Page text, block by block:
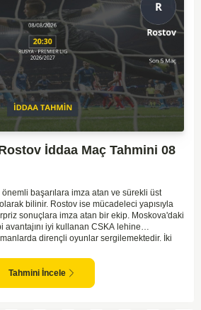
İddaa Maç Tahmini 08
başarılara imza atan ve sürekli üst
bilinir. Rostov ise mücadeleci yapısıyla
sonuçlara imza atan bir ekip. Moskova'daki
iyi kullanan CSKA lehine
dirençli oyunlar sergilemektedir. İki
evinde oynayacak olması ve genel istatistikler
sahasında kolay kolay puan
Tahmini İncele